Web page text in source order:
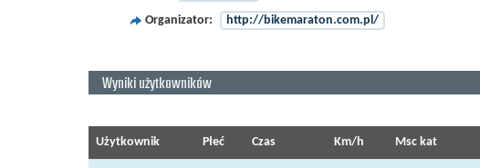
Organizator: http://bikemaraton.com.pl/
Wyniki użytkowników
Użytkownik Płeć Czas Km/h Msc kat